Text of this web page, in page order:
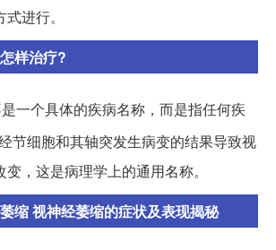
进行。
样治疗?
一个具体的疾病名称，而是指任何疾
节细胞和其轴突发生病变的结果导致视
，这是病理学上的通用名称。
缩 视神经萎缩的症状及表现揭秘